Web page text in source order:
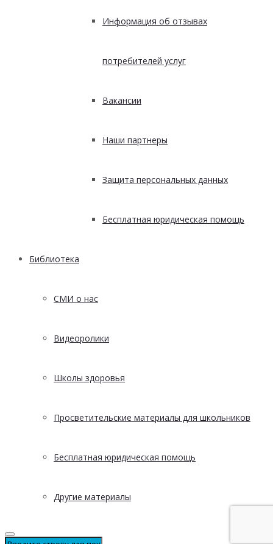
Информация об отзывах
потребителей услуг
Вакансии
Наши партнеры
Защита персональных данных
Бесплатная юридическая помощь
Библиотека
СМИ о нас
Видеоролики
Школы здоровья
Просветительские материалы для школьников
Бесплатная юридическая помощь
Другие материалы